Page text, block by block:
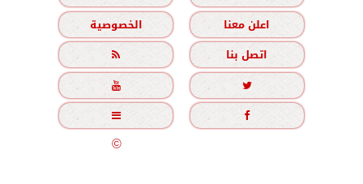
اعلن معنا
الخصوصية
اتصل بنا





جميع الحقوق محفوظة©